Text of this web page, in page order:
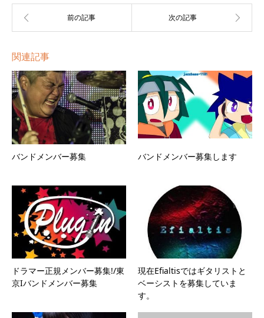
関連記事
バンドメンバー募集 バンドメンバー募集します
ドラマー正規メンバー募集!/東
京Ιバンドメンバー募集
現在Efialtisではギタリストと
ベーシストを募集していま
す。